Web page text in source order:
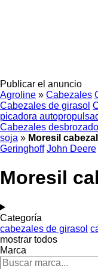
Publicar el anuncio
Agroline » Cabezales
Cabezales de girasol
picadora
Cabezales
soja » Moresil
Geringhoff John Deere
Moresil
Categoría
cabezales de girasol
mostrar todos
Marca